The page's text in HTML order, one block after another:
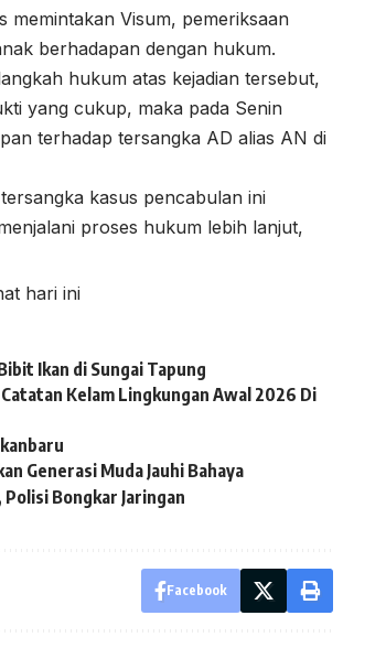
memintakan Visum, pemeriksaan
berhadapan dengan hukum.
hukum atas kejadian tersebut,
yang cukup, maka pada Senin
terhadap tersangka AD alias AN di
kasus pencabulan ini
proses hukum lebih lanjut,
hari ini
Ikan di Sungai Tapung
Kelam Lingkungan Awal 2026 Di
Generasi Muda Jauhi Bahaya
Bongkar Jaringan
Facebook